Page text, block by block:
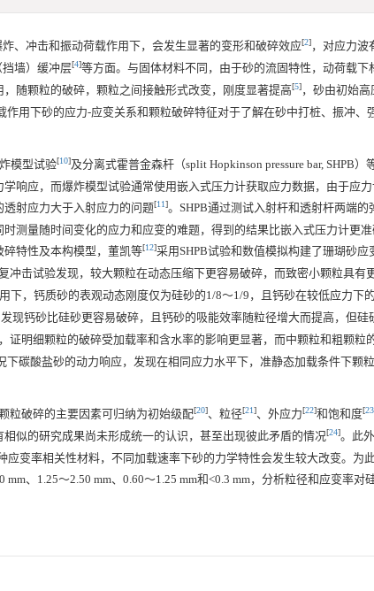
炸、冲击和振动荷载作用下，会发生显著的变形和破碎效应[2]，对应力波
墙）缓冲层[4]等方面。与固体材料不同，由于砂的流固特性，动荷载下
随颗粒的破碎，颗粒之间接触形式改变，刚度显著提高[5]，砂由初始
作用下砂的应力-应变关系和颗粒破碎特征对于了解在砂中打桩、振冲、
模型试验[10]及分离式霍普金森杆（split Hopkinson pressure bar, SHPB）
响应，而爆炸模型试验通常使用嵌入式压力计获取应力数据，由于应
射应力大于入射应力的问题[11]。SHPB通过测试入射杆和透射杆两端的
测量随时间变化的应力和应变的难题，得到的结果比嵌入式压力计更
特性及本构模型，董凯等[12]采用SHPB试验和数值模拟构建了珊瑚砂应
冲击试验发现，较大颗粒在动态压缩下更容易破碎，而致密小颗粒具有
下，钙质砂的表观动态刚度仅为硅砂的1/8～1/9，且钙砂在较低应力下
现钙砂比硅砂更容易破碎，且钙砂的吸能效率随粒径增大而提高，但硅
证明细颗粒的破碎受加载率和含水率的影响更显著，而中颗粒和粗颗粒
下碳酸盐砂的动力响应，发现在相同应力水平下，准静态加载条件下颗
粒破碎的主要因素可归纳为初始级配[20]、粒径[21]、外应力[22]和饱和度[23
似的研究成果尚未形成统一的认识，甚至出现彼此矛盾的情况[24]。此
变率相关性材料，不同加载速率下砂的力学特性会发生较大改变。为
、1.25～2.50 mm、0.60～1.25 mm和<0.3 mm，分析粒径和应变率对